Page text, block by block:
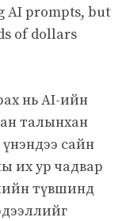
AI prompts, but
of dollars
нь AI-ийн
талынхан
сайн
их ур чадвар
түвшинд